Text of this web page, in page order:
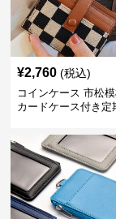
¥2,760 (税込)
コインケース 市松
カードケース付き定